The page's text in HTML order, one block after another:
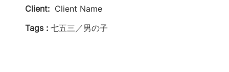
Client: Client Name
Tags : 七五三／男の子